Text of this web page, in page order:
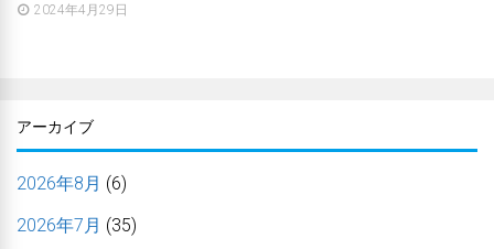
2024年4月29日
アーカイブ
2026年8月 (6)
2026年7月 (35)